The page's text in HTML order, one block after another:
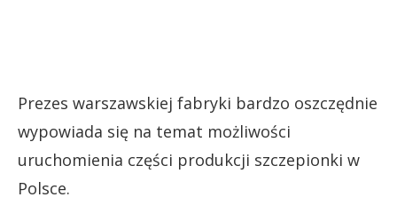
Prezes warszawskiej fabryki bardzo oszczędnie
wypowiada się na temat możliwości
uruchomienia części produkcji szczepionki w
Polsce.